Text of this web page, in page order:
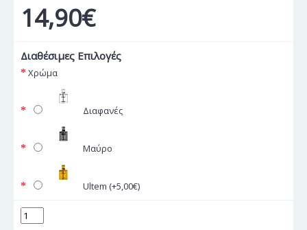
14,90€
Διαθέσιμες Επιλογές
Χρώμα
Διαφανές
Μαύρο
Ultem (+5,00€)